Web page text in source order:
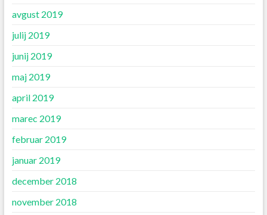
avgust 2019
julij 2019
junij 2019
maj 2019
april 2019
marec 2019
februar 2019
januar 2019
december 2018
november 2018